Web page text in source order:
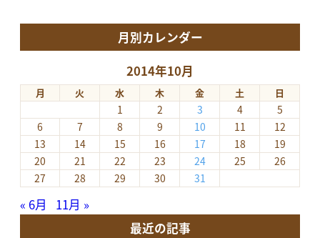
月別カレンダー
2014年10月
月 火 水 木 金 土 日
1 2 3 4
5
6
7 8 9 10 11
12
13
14 15 16 17 18
19
20
21 22 23 24 25
26
27
28 29 30 31
« 6月
11月 »
最近の記事